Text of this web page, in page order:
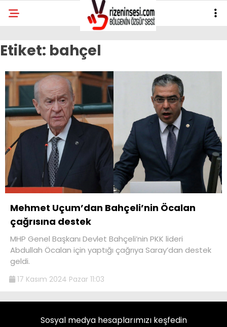
Etiket: bahçel
Mehmet Uçum’dan Bahçeli’nin Öcalan
çağrısına destek
MHP Genel Başkanı Devlet Bahçeli’nin PKK lideri
Abdullah Öcalan için yaptığı çağrıya Saray’dan destek
geldi.
17 Kasım 2024 Pazar 11:03
Sosyal medya hesaplarımızı keşfedin